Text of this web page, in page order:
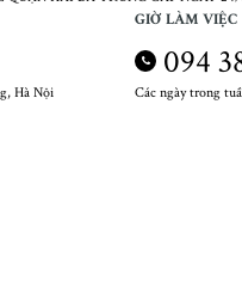
Hà Nội
GIỜ LÀM VIỆC
094
Các ngày trong